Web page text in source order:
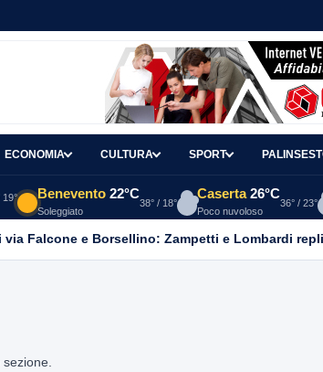
ECONOMIA CULTURA SPORT
19° Benevento 22°C
Soleggiato
38° / 18°
Caserta 26°C
Poco nuvoloso
36° / 23°
Falcone e Borsellino: Zampetti e Lombardi